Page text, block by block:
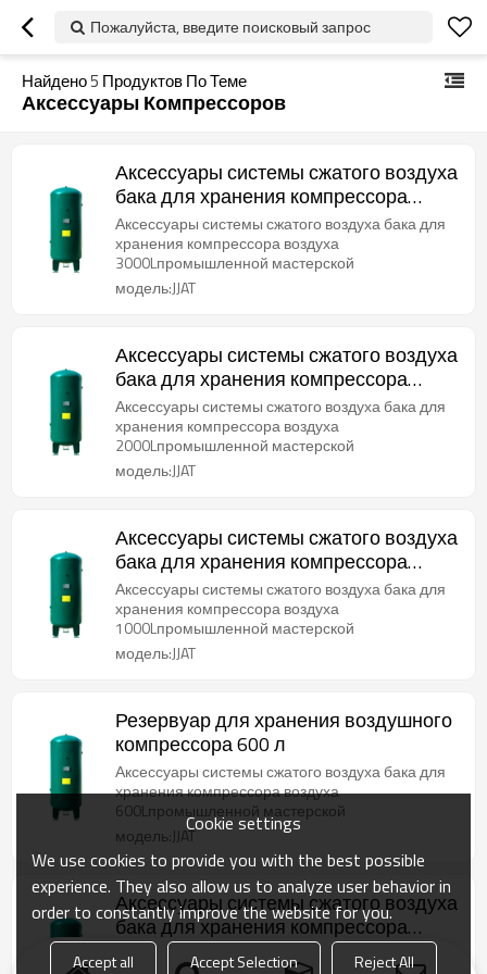
Пожалуйста, введите поисковый запрос
Найдено5 Продуктов По Теме
Аксессуары Компрессоров
Аксессуары системы сжатого воздуха
бака для хранения компрессора
воздуха 3000л
Аксессуары системы сжатого воздуха бака для
хранения компрессора воздуха
3000Lпромышленной мастерской
модель:JJAT
Аксессуары системы сжатого воздуха
бака для хранения компрессора
воздуха 2000л
Аксессуары системы сжатого воздуха бака для
хранения компрессора воздуха
2000Lпромышленной мастерской
модель:JJAT
Аксессуары системы сжатого воздуха
бака для хранения компрессора
воздуха 1000 л
Аксессуары системы сжатого воздуха бака для
хранения компрессора воздуха
1000Lпромышленной мастерской
модель:JJAT
Резервуар для хранения воздушного
компрессора 600 л
Аксессуары системы сжатого воздуха бака для
хранения компрессора воздуха
600Lпромышленной мастерской
модель:JJAT
Аксессуары системы сжатого воздуха
бака для хранения компрессора
воздуха 300 л
Аксессуары системы сжатого воздуха бака для
Cookie settings
We use cookies to provide you with the best possible
experience. They also allow us to analyze user behavior in
order to constantly improve the website for you.
Accept all Accept Selection Reject All